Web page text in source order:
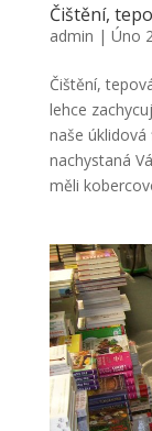
Čištění,
admin | Úno
Čištění,
lehce
naše úklidová
nachystaná
měli